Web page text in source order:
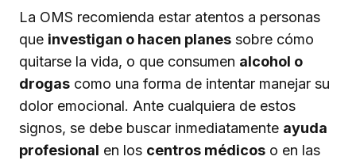
La OMS recomienda estar atentos a personas
que investigan o hacen planes sobre cómo
quitarse la vida, o que consumen alcohol o
drogas como una forma de intentar manejar su
dolor emocional. Ante cualquiera de estos
signos, se debe buscar inmediatamente ayuda
profesional en los centros médicos o en las